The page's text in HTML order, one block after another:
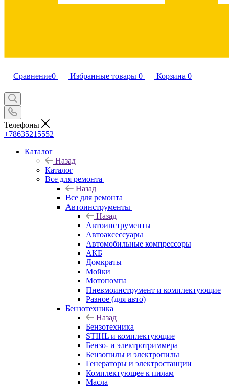
Сравнение0 Избранные товары 0 Корзина 0
Телефоны
+78635215552
Каталог
Назад
Каталог
Все для ремонта
Назад
Все для ремонта
Автоинструменты
Назад
Автоинструменты
Автоаксессуары
Автомобильные компрессоры
АКБ
Домкраты
Мойки
Мотопомпа
Пневмоинструмент и комплектующие
Разное (для авто)
Бензотехника
Назад
Бензотехника
STIHL и комплектующие
Бензо- и электротриммера
Бензопилы и электропилы
Генераторы и электростанции
Комплектующее к пилам
Масла